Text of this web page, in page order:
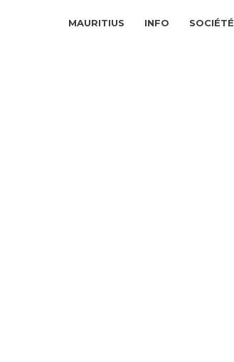
MAURITIUS INFO SOCIÉTÉ